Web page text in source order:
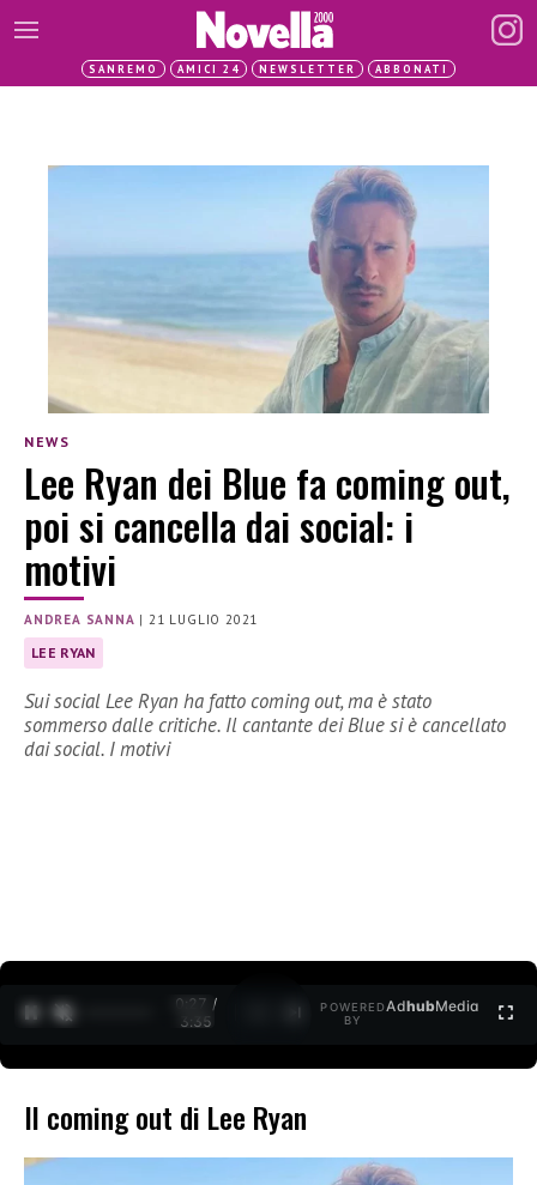
SANREMO AMICI 24 NEWSLETTER ABBONATI
NEWS
Lee Ryan dei Blue fa coming out,
poi si cancella dai social: i
motivi
ANDREA SANNA |21 LUGLIO 2021
LEE RYAN
Sui social Lee Ryan ha fatto coming out, ma è stato
sommerso dalle critiche. Il cantante dei Blue si è cancellato
dai social. I motivi
0:27 /
3:35
POWERED
BY
AdhubMedia
Il coming out di Lee Ryan